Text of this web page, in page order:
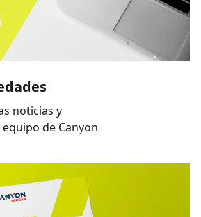
noticias y
de Canyon